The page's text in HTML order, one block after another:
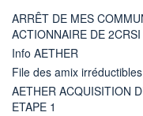
ARRÊT DE MES
ACTIONNAIRE DE 2CRSI
Info AETHER
File des amix
AETHER ACQUISITION
ETAPE 1